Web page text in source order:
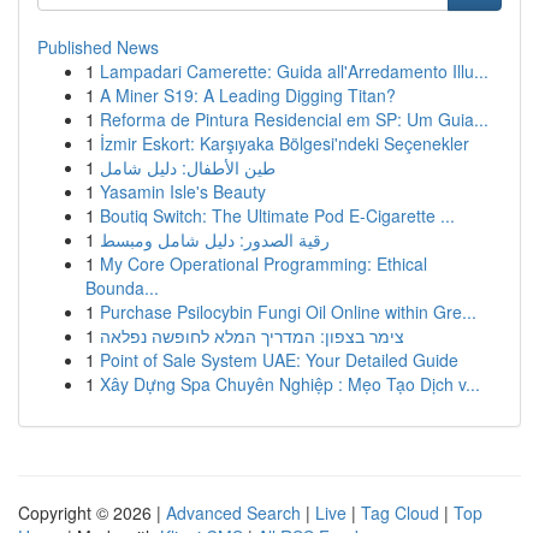
Published News
1 Lampadari Camerette: Guida all'Arredamento Illu...
1 A Miner S19: A Leading Digging Titan?
1 Reforma de Pintura Residencial em SP: Um Guia...
1 İzmir Eskort: Karşıyaka Bölgesi'ndeki Seçenekler
1 طين الأطفال: دليل شامل
1 Yasamin Isle's Beauty
1 Boutiq Switch: The Ultimate Pod E-Cigarette ...
1 رقية الصدور: دليل شامل ومبسط
1 My Core Operational Programming: Ethical
Bounda...
1 Purchase Psilocybin Fungi Oil Online within Gre...
1 צימר בצפון: המדריך המלא לחופשה נפלאה
1 Point of Sale System UAE: Your Detailed Guide
1 Xây Dựng Spa Chuyên Nghiệp : Mẹo Tạo Dịch v...
Copyright © 2026 | Advanced Search | Live | Tag Cloud | Top